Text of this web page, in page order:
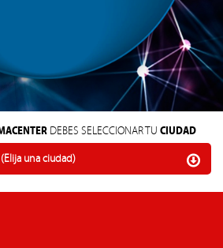
DEBES SELECCIONAR TU CIUDAD
(Elija una ciudad)